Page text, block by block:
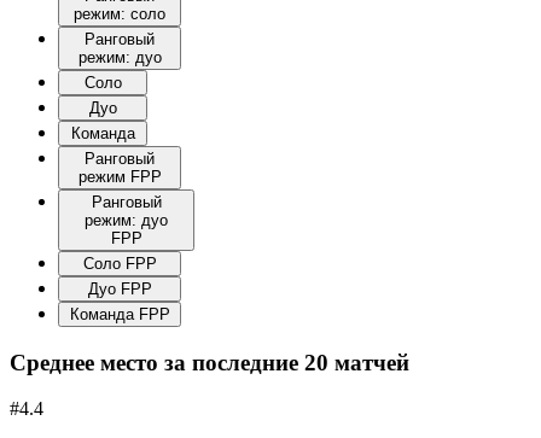
режим: соло
Ранговый
режим: дуо
Соло
Дуо
Команда
Ранговый
режим FPP
Ранговый
режим: дуо
FPP
Соло FPP
Дуо FPP
Команда FPP
Среднее место за последние 20 матчей
#4.4